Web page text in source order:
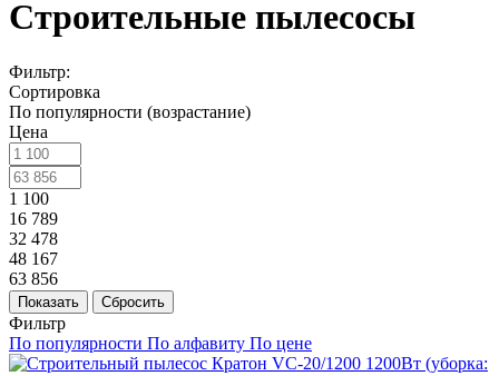
Строительные пылесосы
Фильтр:
Сортировка
По популярности (возрастание)
Цена
1 100
16 789
32 478
48 167
63 856
Показать Сбросить
Фильтр
По популярности По алфавиту По цене